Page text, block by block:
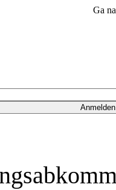
Ga
Anmelden